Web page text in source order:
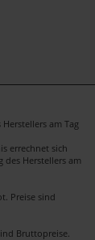
am Tag
errechnet sich
Herstellers am
Preise sind
Bruttopreise.